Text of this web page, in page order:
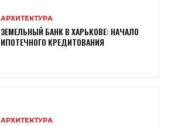
АРХИТЕКТУРА
ЗЕМЕЛЬНЫЙ БАНК В ХАРЬКОВЕ: НАЧАЛО
ИПОТЕЧНОГО КРЕДИТОВАНИЯ
АРХИТЕКТУРА